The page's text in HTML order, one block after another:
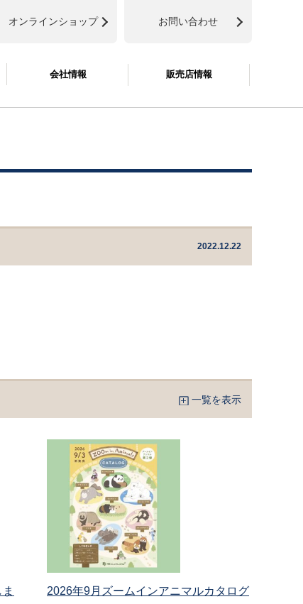
お問い合わせ
オンラインショップ
会社情報 販売店情報
2022.12.22
一覧を表示
2026年9月ズームインアニマルカタログ